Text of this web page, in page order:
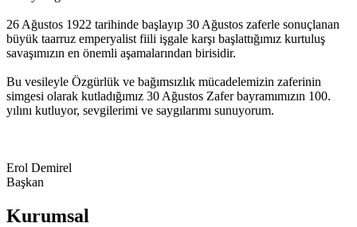
26 Ağustos 1922 tarihinde başlayıp 30 Ağustos zaferle sonuçlanan
büyük taarruz emperyalist fiili işgale karşı başlattığımız kurtuluş
savaşımızın en önemli aşamalarından birisidir.
Bu vesileyle Özgürlük ve bağımsızlık mücadelemizin zaferinin
simgesi olarak kutladığımız 30 Ağustos Zafer bayramımızın 100.
yılını kutluyor, sevgilerimi ve saygılarımı sunuyorum.
Erol Demirel
Başkan
Kurumsal